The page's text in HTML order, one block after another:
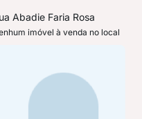
Abadie Faria Rosa
imóvel à venda no local